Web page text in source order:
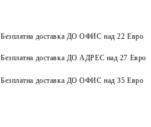
Безплатна доставка ДО ОФИС над 22 Евро
Безплатна доставка ДО АДРЕС над 27 Евро
Безплатна доставка ДО ОФИС над 35 Евро